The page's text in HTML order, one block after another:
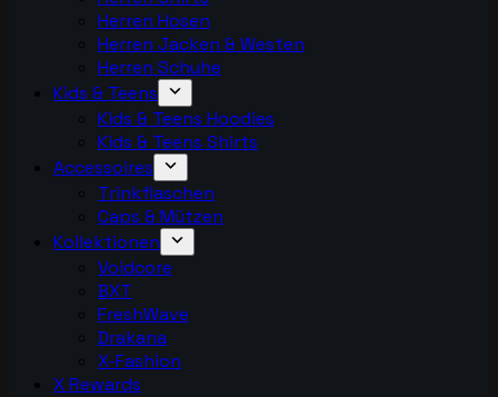
Herren Hosen
Herren Jacken & Westen
Herren Schuhe
Kids & Teens
Kids & Teens Hoodies
Kids & Teens Shirts
Accessoires
Trinkflaschen
Caps & Mützen
Kollektionen
Voidcore
BXT
FreshWave
Drakana
X-Fashion
X Rewards